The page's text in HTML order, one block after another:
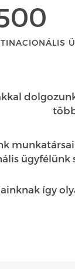
ügyfélünk
így